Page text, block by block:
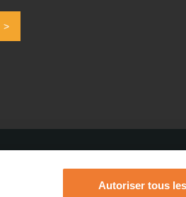
Autoriser tous